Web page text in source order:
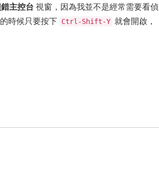
主控台 視窗，因為我並不是經常需要看偵
時候只要按下 Ctrl-Shift-Y 就會開啟，